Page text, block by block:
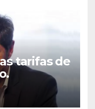
tarifas de